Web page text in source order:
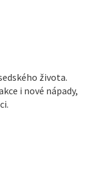
života.
i nové nápady,